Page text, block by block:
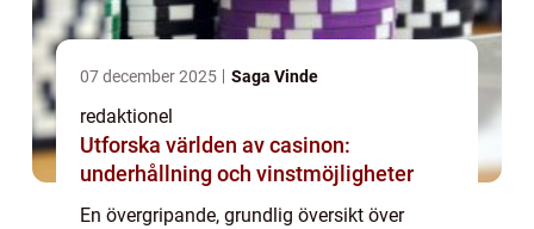
07 december 2025 Saga Vinde
redaktionel
Utforska världen av casinon:
underhållning och vinstmöjligheter
En övergripande, grundlig översikt över